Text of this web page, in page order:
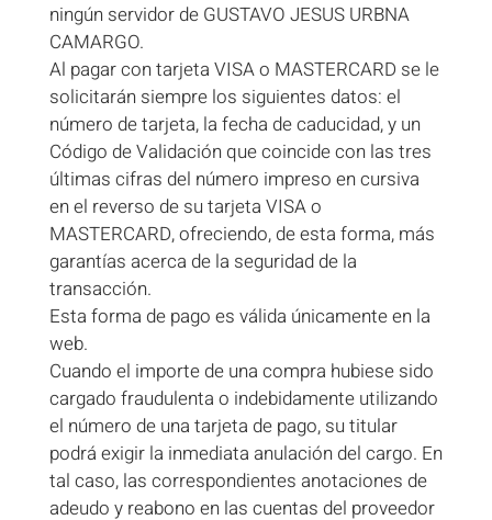
ningún servidor de GUSTAVO JESUS URBNA
CAMARGO.
Al pagar con tarjeta VISA o MASTERCARD se le
solicitarán siempre los siguientes datos: el
número de tarjeta, la fecha de caducidad, y un
Código de Validación que coincide con las tres
últimas cifras del número impreso en cursiva
en el reverso de su tarjeta VISA o
MASTERCARD, ofreciendo, de esta forma, más
garantías acerca de la seguridad de la
transacción.
Esta forma de pago es válida únicamente en la
web.
Cuando el importe de una compra hubiese sido
cargado fraudulenta o indebidamente utilizando
el número de una tarjeta de pago, su titular
podrá exigir la inmediata anulación del cargo. En
tal caso, las correspondientes anotaciones de
adeudo y reabono en las cuentas del proveedor